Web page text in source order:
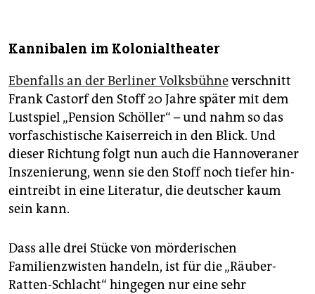
Kannibalen im Kolonialtheater
Ebenfalls an der Berliner Volksbühneverschnitt
Frank Castorf den Stoff 20 Jahre später mit dem
Lustspiel „Pension Schöller“ – und nahm so das
vorfaschistische Kaiserreich in den Blick. Und
dieser Richtung folgt nun auch die Hannoveraner
Inszenierung, wenn sie den Stoff noch tiefer hin­
eintreibt in eine Literatur, die deutscher kaum
sein kann.
Dass alle drei Stücke von mörderischen
Familienzwisten handeln, ist für die „Räuber-
Ratten-Schlacht“ hingegen nur eine sehr